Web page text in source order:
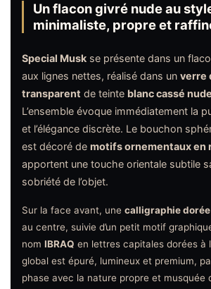
Un flacon givré nude au
minimaliste, propre et
Special Musk se présente dans un
aux lignes nettes, réalisé dans un verre
transparent de teinte blanc cassé
L’ensemble évoque immédiatement la
et l’élégance discrète. Le bouchon
est décoré de motifs ornementaux en
apportent une touche orientale subtile
sobriété de l’objet.
Sur la face avant, une calligraphie dorée
au centre, suivie d’un petit motif
nom IBRAQ en lettres capitales dorées à
global est épuré, lumineux et premium,
phase avec la nature propre et musquée